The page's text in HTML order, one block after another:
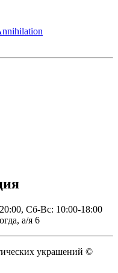
Сб-Вс: 10:00-18:00
а/я 6
украшений ©